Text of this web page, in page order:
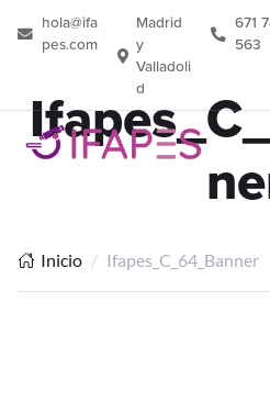
hola@ifa
pes.com
Madrid
y
Valladoli
d
671
563
Inicio Ifapes_C_64_Banner